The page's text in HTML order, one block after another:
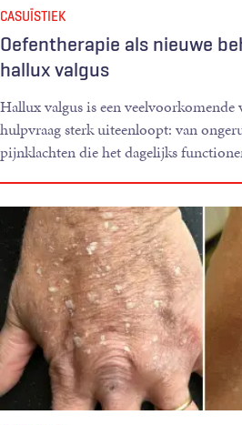
Oefentherapie als nieuwe
hallux valgus
CASUÏSTIEK
Hallux valgus is een
hulpvraag sterk uiteenloopt: van
pijnklachten die het dagelijks